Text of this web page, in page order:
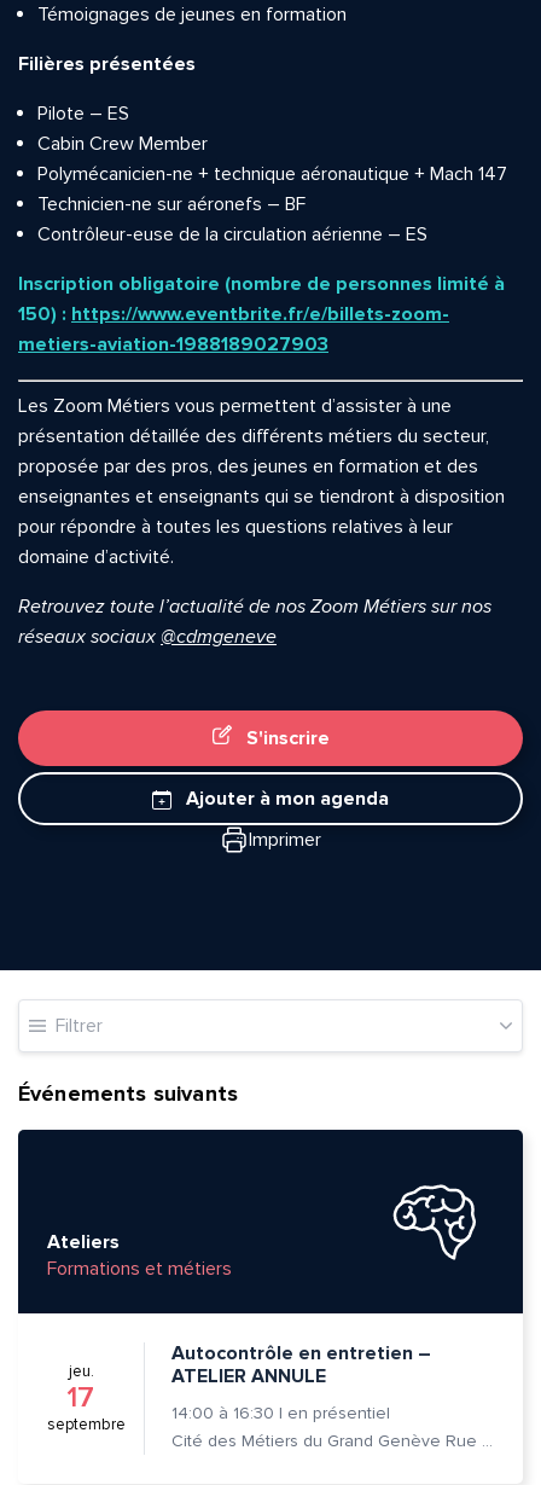
Témoignages de jeunes en formation
Filières présentées
Pilote – ES
Cabin Crew Member
Polymécanicien-ne + technique aéronautique + Mach 147
Technicien-ne sur aéronefs – BF
Contrôleur-euse de la circulation aérienne – ES
Inscription obligatoire (nombre de personnes limité à
150) : https://www.eventbrite.fr/e/billets-zoom-
metiers-aviation-1988189027903
Les Zoom Métiers vous permettent d’assister à une
présentation détaillée des différents métiers du secteur,
proposée par des pros, des jeunes en formation et des
enseignantes et enseignants qui se tiendront à disposition
pour répondre à toutes les questions relatives à leur
domaine d’activité.
Retrouvez toute l’actualité de nos Zoom Métiers sur nos
réseaux sociaux @cdmgeneve
S'inscrire
Ajouter à mon agenda
Imprimer
Filtrer
Événements suivants
Ateliers
Formations et métiers
jeu.
17
septembre
Autocontrôle en entretien –
ATELIER ANNULE
14:00 à 16:30 | en présentiel
Cité des Métiers du Grand Genève Rue Prévost-Martin 6 1205 Genève